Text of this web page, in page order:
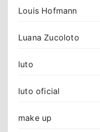
Louis Hofmann
Luana Zucoloto
luto
luto oficial
make up